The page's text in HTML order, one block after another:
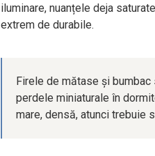
iluminare, nuanțele deja
extrem de durabile.
Firele de mătase și
perdele miniaturale în
mare, densă, atunci trebuie